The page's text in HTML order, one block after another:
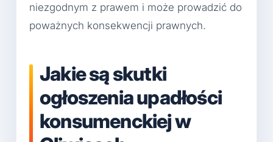
niezgodnym z prawem i może prowadzić do
poważnych konsekwencji prawnych.
Jakie są skutki
ogłoszenia upadłości
konsumenckiej w